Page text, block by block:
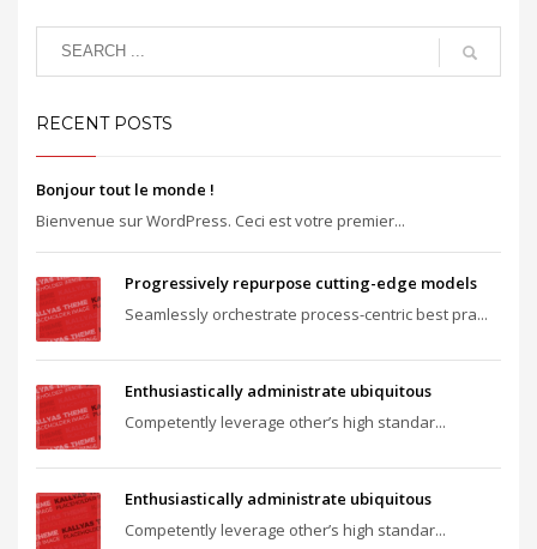
RECENT POSTS
Bonjour tout le monde !
Bienvenue sur WordPress. Ceci est votre premier...
Progressively repurpose cutting-edge models
Seamlessly orchestrate process-centric best pra...
Enthusiastically administrate ubiquitous
Competently leverage other’s high standar...
Enthusiastically administrate ubiquitous
Competently leverage other’s high standar...